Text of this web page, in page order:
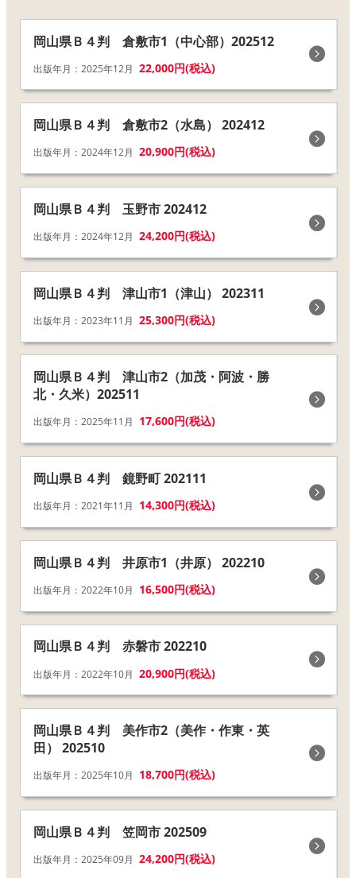
岡山県Ｂ４判 倉敷市1（中心部）202512
出版年月：2025年12月 22,000円(税込)
岡山県Ｂ４判 倉敷市2（水島） 202412
出版年月：2024年12月 20,900円(税込)
岡山県Ｂ４判 玉野市 202412
出版年月：2024年12月 24,200円(税込)
岡山県Ｂ４判 津山市1（津山） 202311
出版年月：2023年11月 25,300円(税込)
岡山県Ｂ４判 津山市2（加茂・阿波・勝
北・久米）202511
出版年月：2025年11月 17,600円(税込)
岡山県Ｂ４判 鏡野町 202111
出版年月：2021年11月 14,300円(税込)
岡山県Ｂ４判 井原市1（井原） 202210
出版年月：2022年10月 16,500円(税込)
岡山県Ｂ４判 赤磐市 202210
出版年月：2022年10月 20,900円(税込)
岡山県Ｂ４判 美作市2（美作・作東・英
田） 202510
出版年月：2025年10月 18,700円(税込)
岡山県Ｂ４判 笠岡市 202509
出版年月：2025年09月 24,200円(税込)